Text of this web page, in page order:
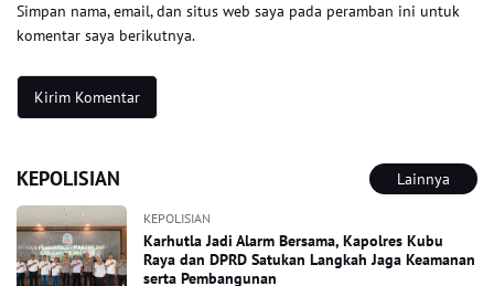
Simpan nama, email, dan situs web saya pada peramban ini untuk
komentar saya berikutnya.
KEPOLISIAN Lainnya
KEPOLISIAN
Karhutla Jadi Alarm Bersama, Kapolres Kubu
Raya dan DPRD Satukan Langkah Jaga Keamanan
serta Pembangunan